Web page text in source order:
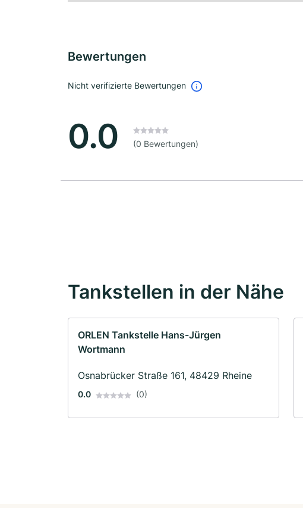
Bewertungen
Nicht verifizierte Bewertungen
0.0 (0 Bewertungen)
Tankstellen in der Nähe
ORLEN Tankstelle Hans-Jürgen
Wortmann
Osnabrücker Straße 161, 48429 Rheine
0.0 (0)